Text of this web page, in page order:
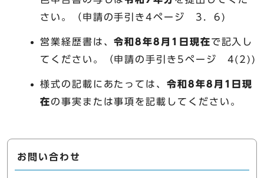
さい。（申請の手引き4ページ 3．6)
営業経歴書は、令和8年8月1日現在で記入し
てください。（申請の手引き5ページ 4(2))
様式の記載にあたっては、令和8年8月1日現
在の事実または事項を記載してください。
お問い合わせ